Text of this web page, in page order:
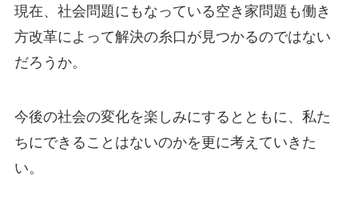
現在、社会問題にもなっている空き家問題も働き
方改革によって解決の糸口が見つかるのではない
だろうか。
今後の社会の変化を楽しみにするとともに、私た
ちにできることはないのかを更に考えていきた
い。